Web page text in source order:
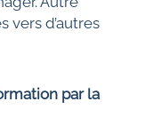
vers d’autres
par la